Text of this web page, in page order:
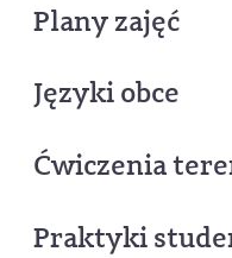
Plany zajęć
Języki obce
Ćwiczenia
Praktyki